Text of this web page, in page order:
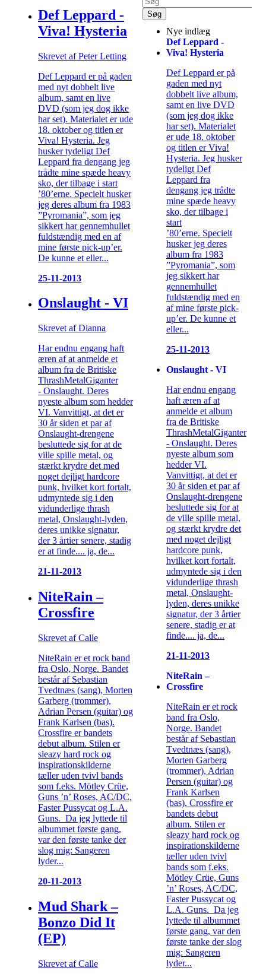
Def Leppard -
Viva! Hysteria
Skrevet af Peter Letting
Def Leppard er på gaden
med nyt dobbelt live
album, samt en live
DVD (som jeg dog ikke
har set). Materialet er ude
18. oktober og titlen er
Viva! Hysteria. Jeg
husker tydeligt Def
Leppard fra dengang jeg
trådte mine spæde heavy
sko, der tilbage i start
’80’erne. Specielt husker
jeg deres album fra 1983
”Pyromania”, som jeg
sikkert har gennemhullet
fuldstændig med en af
mine første pick-up’er.
De kunne et eller...
25-11-2013
Onslaught - VI
Skrevet af Dianna
Har endnu engang haft
æren af at anmelde et
album fra de Britiske
ThrashMetalGiganter
- Onslaught. Deres
nyeste album som hedder
VI. Vanvittigt, at det er
30 år siden et par af
Onslaught-drengene
besluttede sig for at de
ville spille metal, og
stærkt krydre det med
noget dejligt hardcore
punk, hvilket kort fortalt,
udmyntede sig i den
vidunderlige thrash
metal, Onslaught-lyden,
deres unikke signatur,
der 3 årtier senere, stadig
er at finde.... ja, de...
21-11-2013
NiteRain –
Crossfire
Skrevet af Calle
NiteRain er et rock band
fra Oslo, Norge. Bandet
består af Sebastian
Tvedtnæs (sang), Morten
Garberg (trommer),
Adrian Persen (guitar) og
Frank Karlsen (bas).
Crossfire er bandets
debut album. Stilen er
sleazy hard rock og
inspirationskilderne
tæller uden tvivl bands
som f.eks. Mötley Crüe,
Guns ’n’ Roses, AC/DC,
Faster Pussycat og L.A.
Guns. Da jeg lyttede til
albummet første gang,
var den første tanke der
slog mig: Sangeren
lyder...
20-11-2013
Mud Shark –
Bonzo Did It
(EP)
Skrevet af Calle
Nye indlæg
Def Leppard -
Viva! Hysteria
Def Leppard er på
gaden med nyt
dobbelt live album,
samt en live DVD
(som jeg dog ikke
har set). Materialet
er ude 18. oktober
og titlen er Viva!
Hysteria. Jeg husker
tydeligt Def
Leppard fra
dengang jeg trådte
mine spæde heavy
sko, der tilbage i
start
’80’erne. Specielt
husker jeg deres
album fra 1983
”Pyromania”, som
jeg sikkert har
gennemhullet
fuldstændig med en
af mine første pick-
up’er. De kunne et
eller...
25-11-2013
Onslaught - VI
Har endnu engang
haft æren af at
anmelde et album
fra de Britiske
ThrashMetalGiganter
- Onslaught. Deres
nyeste album som
hedder VI.
Vanvittigt, at det er
30 år siden et par af
Onslaught-drengene
besluttede sig for at
de ville spille metal,
og stærkt krydre det
med noget dejligt
hardcore punk,
hvilket kort fortalt,
udmyntede sig i den
vidunderlige thrash
metal, Onslaught-
lyden, deres unikke
signatur, der 3 årtier
senere, stadig er at
finde.... ja, de...
21-11-2013
NiteRain –
Crossfire
NiteRain er et rock
band fra Oslo,
Norge. Bandet
består af Sebastian
Tvedtnæs (sang),
Morten Garberg
(trommer), Adrian
Persen (guitar) og
Frank Karlsen
(bas). Crossfire er
bandets debut
album. Stilen er
sleazy hard rock og
inspirationskilderne
tæller uden tvivl
bands som f.eks.
Mötley Crüe, Guns
’n’ Roses, AC/DC,
Faster Pussycat og
L.A. Guns. Da jeg
lyttede til albummet
første gang, var den
første tanke der slog
mig: Sangeren
lyder...